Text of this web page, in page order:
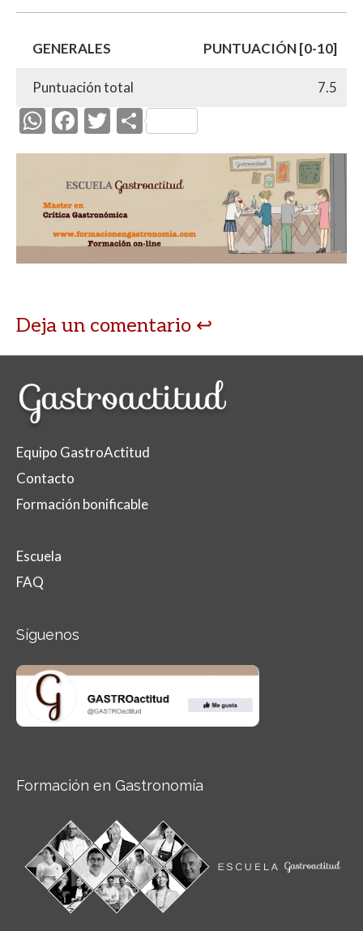
GENERALES PUNTUACIÓN [0-10]
Puntuación total 7.5
W
h
at
s
A
p
F
ac
e
b
o
o
T
w
itt
er
C
o
p
ar
ti
Deja un comentario
Equipo GastroActitud
Contacto
Formación bonificable
Escuela
FAQ
Síguenos
Formación en Gastronomía